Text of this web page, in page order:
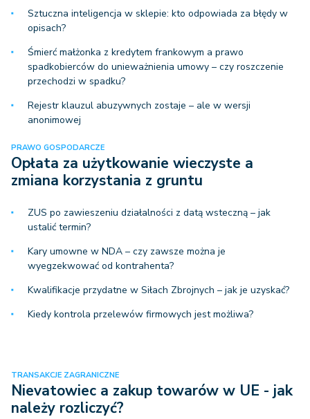
Sztuczna inteligencja w sklepie: kto odpowiada za błędy w
opisach?
Śmierć małżonka z kredytem frankowym a prawo
spadkobierców do unieważnienia umowy – czy roszczenie
przechodzi w spadku?
Rejestr klauzul abuzywnych zostaje – ale w wersji
anonimowej
PRAWO GOSPODARCZE
Opłata za użytkowanie wieczyste a
zmiana korzystania z gruntu
ZUS po zawieszeniu działalności z datą wsteczną – jak
ustalić termin?
Kary umowne w NDA – czy zawsze można je
wyegzekwować od kontrahenta?
Kwalifikacje przydatne w Siłach Zbrojnych – jak je uzyskać?
Kiedy kontrola przelewów firmowych jest możliwa?
TRANSAKCJE ZAGRANICZNE
Nievatowiec a zakup towarów w UE - jak
należy rozliczyć?